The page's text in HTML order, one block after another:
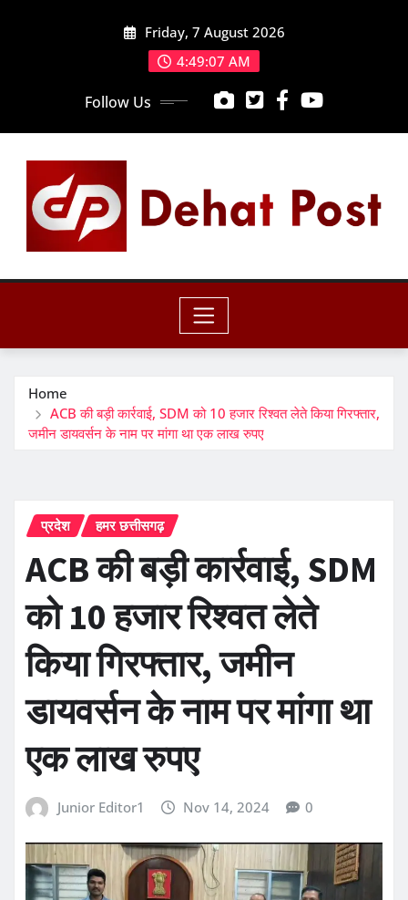
Friday, 7 August 2026
4:49:09 AM
Follow Us
Home
ACB की बड़ी कार्रवाई, SDM को 10 हजार रिश्वत लेते किया गिरफ्तार,
जमीन डायवर्सन के नाम पर मांगा था एक लाख रुपए
प्रदेश हमर छत्तीसगढ़
ACB की बड़ी कार्रवाई, SDM
को 10 हजार रिश्वत लेते
किया गिरफ्तार, जमीन
डायवर्सन के नाम पर मांगा था
एक लाख रुपए
Junior Editor1 Nov 14, 2024 0